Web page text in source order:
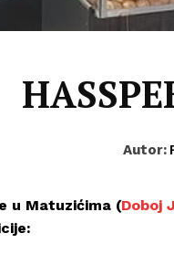
Autor:
u Matuzićima (Doboj